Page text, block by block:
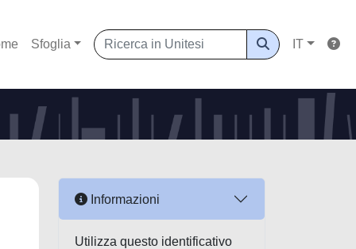
Sfoglia IT
Informazioni
Utilizza questo identificativo